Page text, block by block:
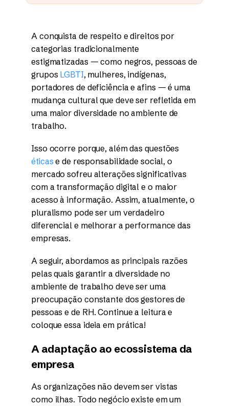
A conquista de respeito e direitos por
categorias tradicionalmente
estigmatizadas — como negros, pessoas de
grupos LGBTI, mulheres, indígenas,
portadores de deficiência e afins — é uma
mudança cultural que deve ser refletida em
uma maior diversidade no ambiente de
trabalho.
Isso ocorre porque, além das questões
éticas e de responsabilidade social, o
mercado sofreu alterações significativas
com a transformação digital e o maior
acesso à informação. Assim, atualmente, o
pluralismo pode ser um verdadeiro
diferencial e melhorar a performance das
empresas.
A seguir, abordamos as principais razões
pelas quais garantir a diversidade no
ambiente de trabalho deve ser uma
preocupação constante dos gestores de
pessoas e de RH. Continue a leitura e
coloque essa ideia em prática!
A adaptação ao ecossistema da
empresa
As organizações não devem ser vistas
como ilhas. Todo negócio existe em um